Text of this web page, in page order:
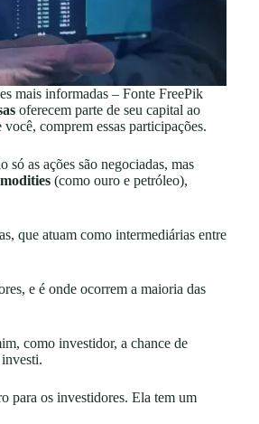
mais informadas – Fonte FreePik
oferecem parte de seu capital ao
comprem essas participações.
só as ações são negociadas, mas
(como ouro e petróleo),
que atuam como intermediárias entre
e é onde ocorrem a maioria das
como investidor, a chance de
para os investidores. Ela tem um